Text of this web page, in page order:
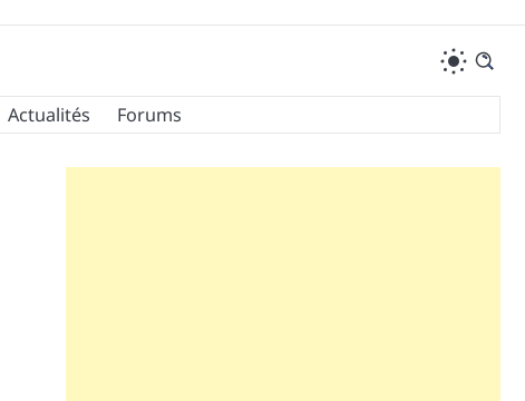
Actualités Forums